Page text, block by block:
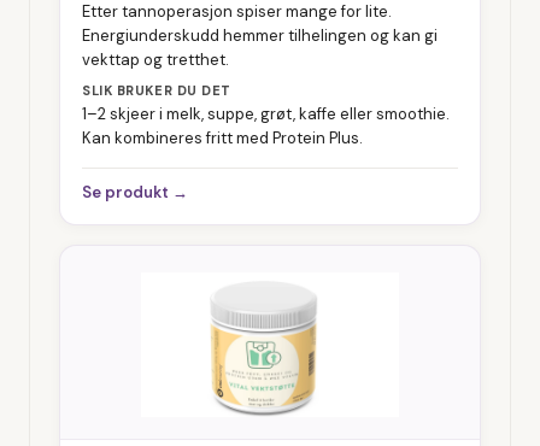
Etter tannoperasjon spiser mange for lite.
Energiunderskudd hemmer tilhelingen og kan gi
vekttap og tretthet.
SLIK BRUKER DU DET
1–2 skjeer i melk, suppe, grøt, kaffe eller smoothie.
Kan kombineres fritt med Protein Plus.
Se produkt →